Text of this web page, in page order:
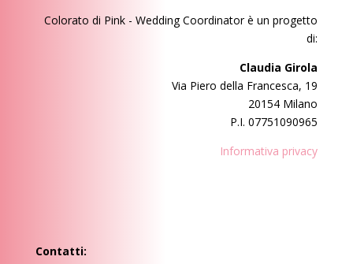
Colorato di Pink - Wedding Coordinatorè un progetto
di:
Claudia Girola
Via Piero della Francesca, 19
20154 Milano
P.I. 07751090965
Informativa privacy
Contatti: